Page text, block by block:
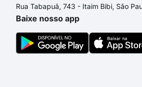
Rua Tabapuã, 743 - Itaim Bibi, São
Baixe nosso app